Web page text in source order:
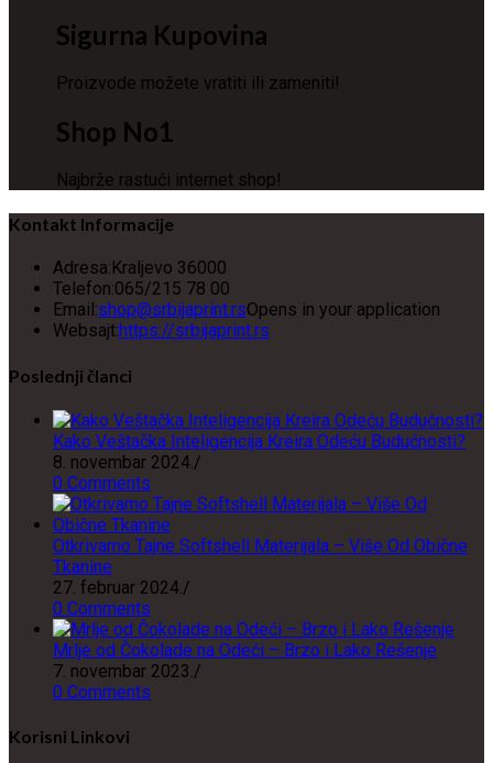
Sigurna Kupovina
Proizvode možete vratiti ili zameniti!
Shop No1
Najbrže rastući internet shop!
Kontakt Informacije
Adresa: Kraljevo 36000
Telefon:065/215 78 00
Email:shop@srbijaprint.rsOpens in your application
Websajt:https://srbijaprint.rs
Poslednji članci
Kako Veštačka Inteligencija Kreira Odeću Budućnosti?
8. novembar 2024./
0 Comments
Otkrivamo Tajne Softshell Materijala – Više Od Obične
Tkanine
27. februar 2024./
0 Comments
Mrlje od Čokolade na Odeći – Brzo i Lako Rešenje
7. novembar 2023./
0 Comments
Korisni Linkovi